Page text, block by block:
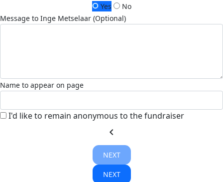
Yes
No
Message to Inge Metselaar (Optional)
Name to appear on page
I'd like to remain anonymous to the fundraiser
chevron_left
NEXT
NEXT